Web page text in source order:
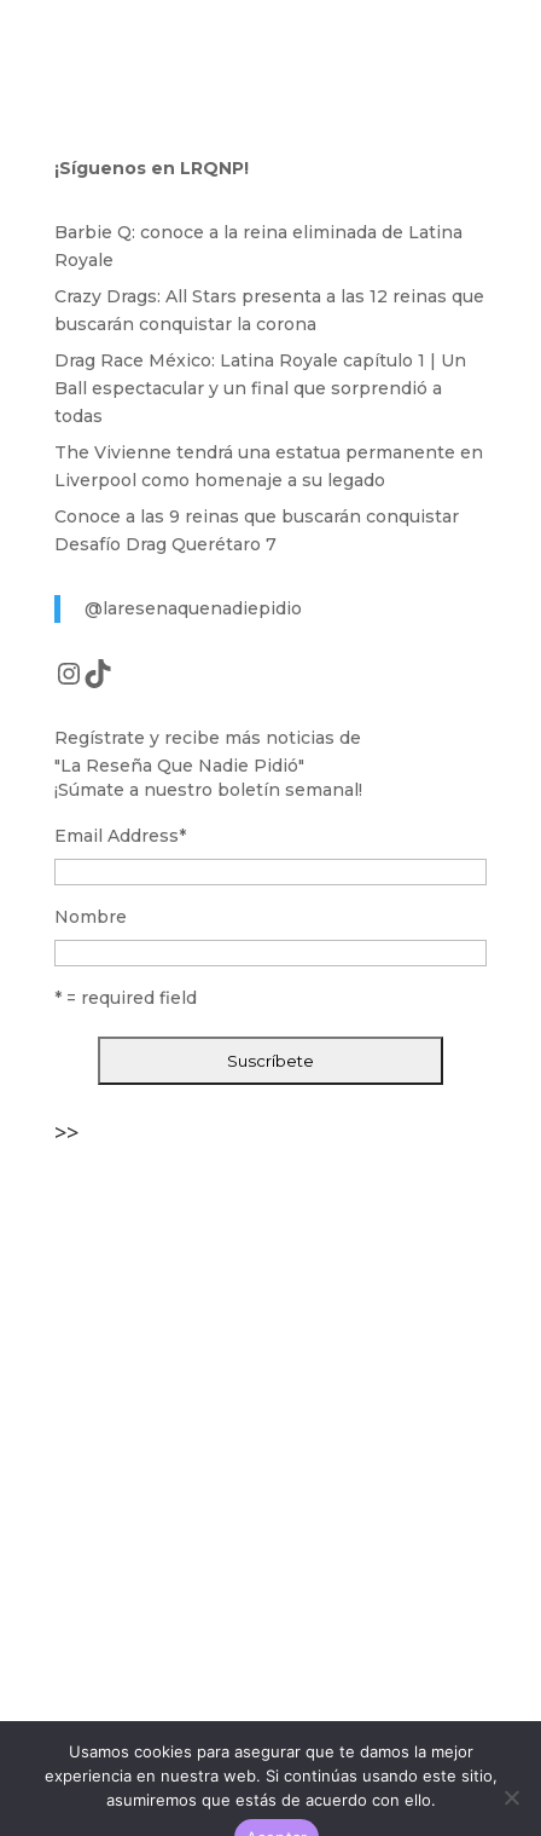
¡Síguenos en LRQNP!
Barbie Q: conoce a la reina eliminada de Latina
Royale
Crazy Drags: All Stars presenta a las 12 reinas que
buscarán conquistar la corona
Drag Race México: Latina Royale capítulo 1 | Un
Ball espectacular y un final que sorprendió a
todas
The Vivienne tendrá una estatua permanente en
Liverpool como homenaje a su legado
Conoce a las 9 reinas que buscarán conquistar
Desafío Drag Querétaro 7
@laresenaquenadiepidio
Instagram
TikTok
Regístrate y recibe más noticias de
"La Reseña Que Nadie Pidió"
¡Súmate a nuestro boletín semanal!
Email Address*
Nombre
* = required field
>>
Usamos cookies para asegurar que te damos la mejor
experiencia en nuestra web. Si continúas usando este sitio,
asumiremos que estás de acuerdo con ello.